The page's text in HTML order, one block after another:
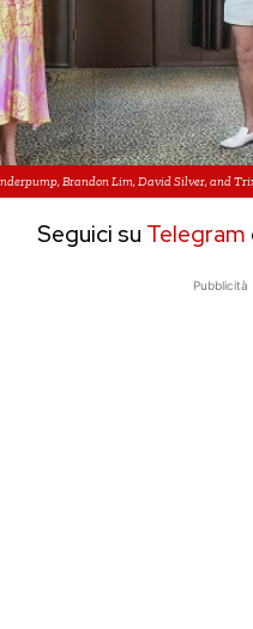
Brandon Lim, David Silver, and
Seguici su Telegram
Pubblicità